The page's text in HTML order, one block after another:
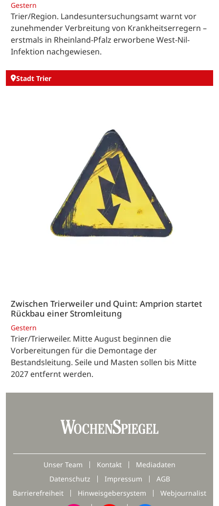
Gestern
Trier/Region. Landesuntersuchungsamt warnt vor
zunehmender Verbreitung von Krankheitserregern –
erstmals in Rheinland-Pfalz erworbene West-Nil-
Infektion nachgewiesen.
Stadt Trier
Zwischen Trierweiler und Quint: Amprion startet
Rückbau einer Stromleitung
Gestern
Trier/Trierweiler. Mitte August beginnen die
Vorbereitungen für die Demontage der
Bestandsleitung. Seile und Masten sollen bis Mitte
2027 entfernt werden.
Unser Team Kontakt
Mediadaten
Datenschutz
Impressum
AGB
Barrierefreiheit
Hinweisgebersystem Webjournalist